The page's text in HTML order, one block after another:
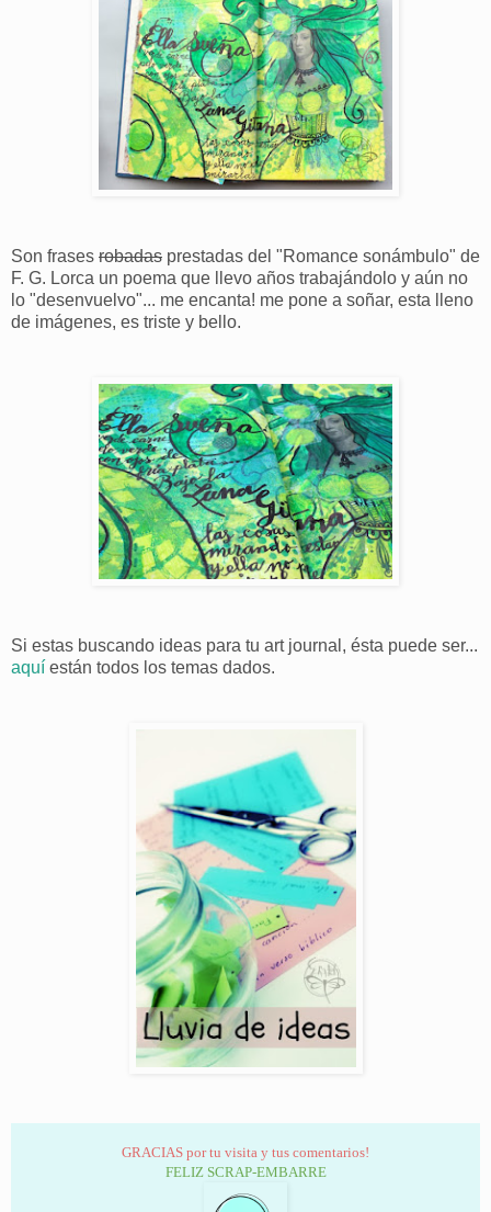
Son frases robadas prestadas del "Romance sonámbulo" de
F. G. Lorca un poema que llevo años trabajándolo y aún no
lo "desenvuelvo"... me encanta! me pone a soñar, esta lleno
de imágenes, es triste y bello.
Si estas buscando ideas para tu art journal, ésta puede ser...
aquí están todos los temas dados.
GRACIAS por tu visita y tus comentarios!
FELIZ SCRAP-EMBARRE